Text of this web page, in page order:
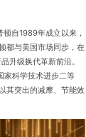
自1989年成立以来，
都与美国市场同步，在
升级换代革新前沿。
家科学技术进步二等
其突出的减摩、节能效